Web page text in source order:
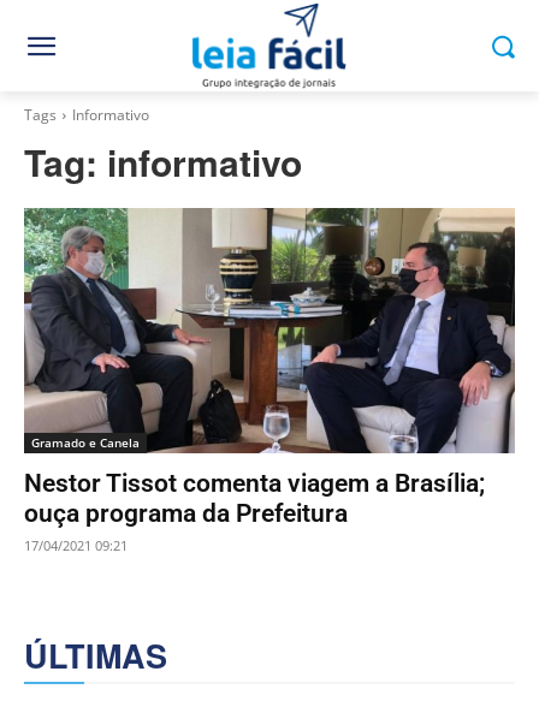
Tags Informativo
Tag: informativo
Gramado e Canela
Nestor Tissot comenta viagem a Brasília;
ouça programa da Prefeitura
17/04/2021 09:21
ÚLTIMAS